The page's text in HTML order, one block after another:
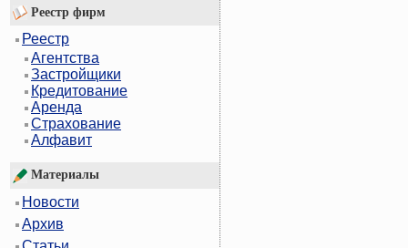
Реестр фирм
Реестр
Агентства
Застройщики
Кредитование
Аренда
Страхование
Алфавит
Материалы
Новости
Архив